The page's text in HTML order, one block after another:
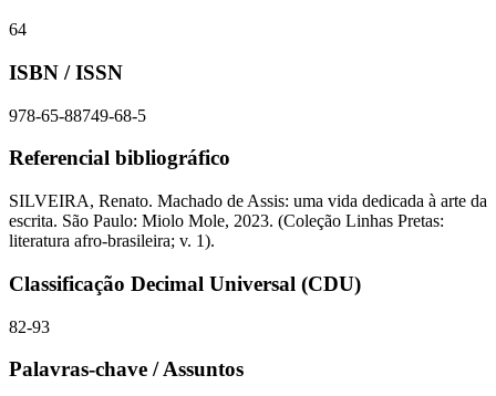
64
ISBN / ISSN
978-65-88749-68-5
Referencial bibliográfico
SILVEIRA, Renato. Machado de Assis: uma vida dedicada à arte da
escrita. São Paulo: Miolo Mole, 2023. (Coleção Linhas Pretas:
literatura afro-brasileira; v. 1).
Classificação Decimal Universal (CDU)
82-93
Palavras-chave / Assuntos